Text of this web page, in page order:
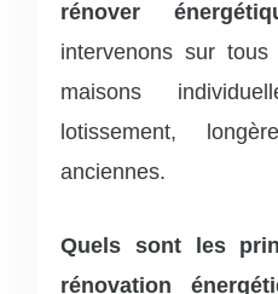
rénover
intervenons sur
maisons
lotissement,
anciennes.
Quels sont les
rénovation